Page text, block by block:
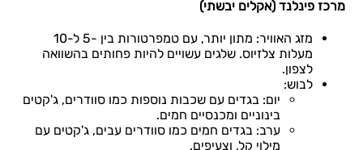
מרכז פינלנד (אקלים יבשתי)
מזג האוויר: מתון יותר, עם טמפרטורות בין -5 ל-10
מעלות צלזיוס. שלגים עשויים להיות פחותים בהשוואה
לצפון.
לבוש:
יום: בגדים עם שכבות נוספות כמו סוודרים, ג'קטים
בינוניים ומכנסיים חמים.
ערב: בגדים חמים כמו סוודרים עבים, ג'קטים עם
מילוי קל, וצעיפים.